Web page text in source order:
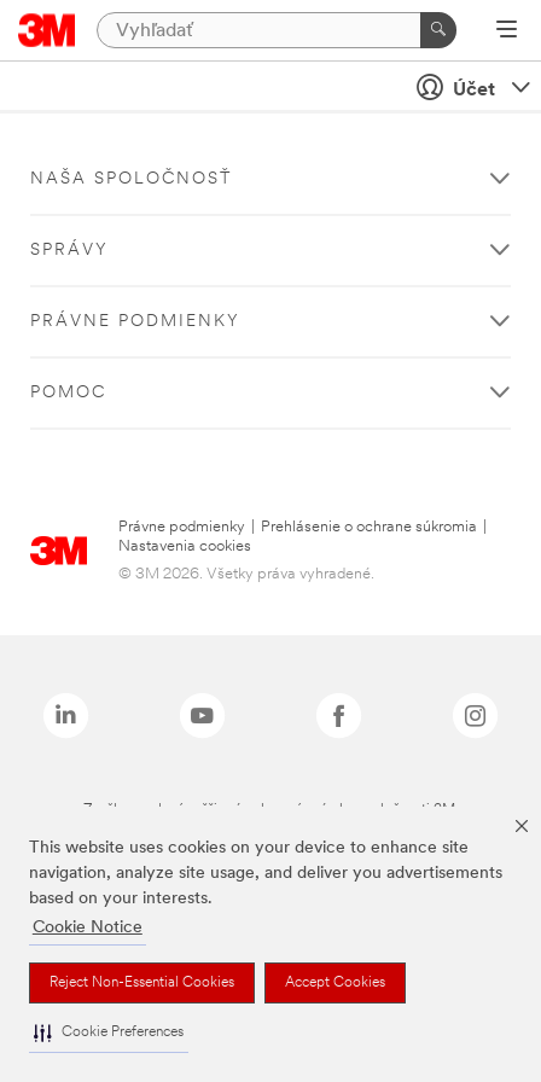
This website uses cookies on your device to enhance site
navigation, analyze site usage, and deliver you advertisements
based on your interests.
Cookie Notice
Reject Non-Essential Cookies Accept Cookies
Cookie Preferences
Účet
NAŠA SPOLOČNOSŤ
SPRÁVY
PRÁVNE PODMIENKY
POMOC
Právne podmienky Prehlásenie o ochrane súkromia
Nastavenia cookies
© 3M 2026. Všetky práva vyhradené.
Značky uvedené vyššie sú ochranné známky spoločnosti 3M.